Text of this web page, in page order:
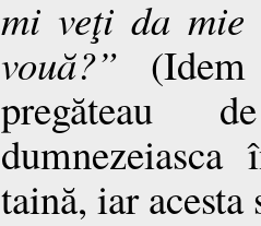
mi veţi da
vouă?”
taină, iar acesta